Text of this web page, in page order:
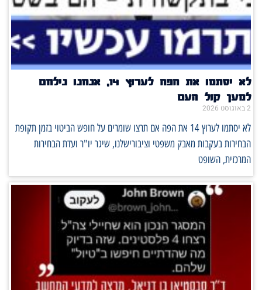
לא יסתמו את הפה לערוץ 14, אנחנו נילחם
למען קול העם
2 באוגוסט 2026
לא יסתמו לערוץ 14 את הפה אם תרצו שומרים על חופש הביטוי בזמן תקופת
הבחירות בעקבות מאבק משפטי וציבורישלנו, שיגר יו"ר ועדת הבחירות
המרכזית, השופט